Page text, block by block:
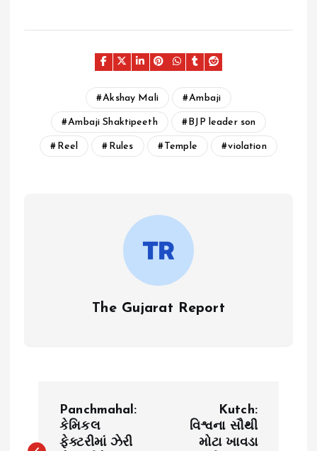
Akshay Mali Ambaji
Ambaji Shaktipeeth BJP leader son
Reel Rules Temple violation
The Gujarat Report
Panchmahal:
કેમિકલ
ફેક્ટરીમાં ઝેરી
Kutch:
વિશ્વના સૌથી
મોટા ખાવડા